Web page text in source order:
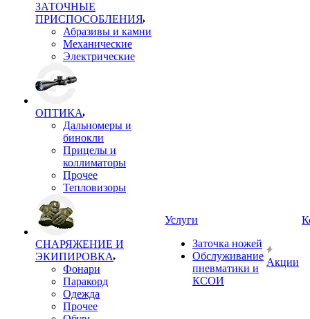
ЗАТОЧНЫЕ
ПРИСПОСОБЛЕНИЯ
Абразивы и камни
Механические
Электрические
ОПТИКА
Дальномеры и
бинокли
Прицелы и
коллиматоры
Прочее
Тепловизоры
СНАРЯЖЕНИЕ И
ЭКИПИРОВКА
Фонари
Паракорд
Одежда
Прочее
Услуги
Заточка ножей
Обслуживание
пневматики и
КСОИ
Акции